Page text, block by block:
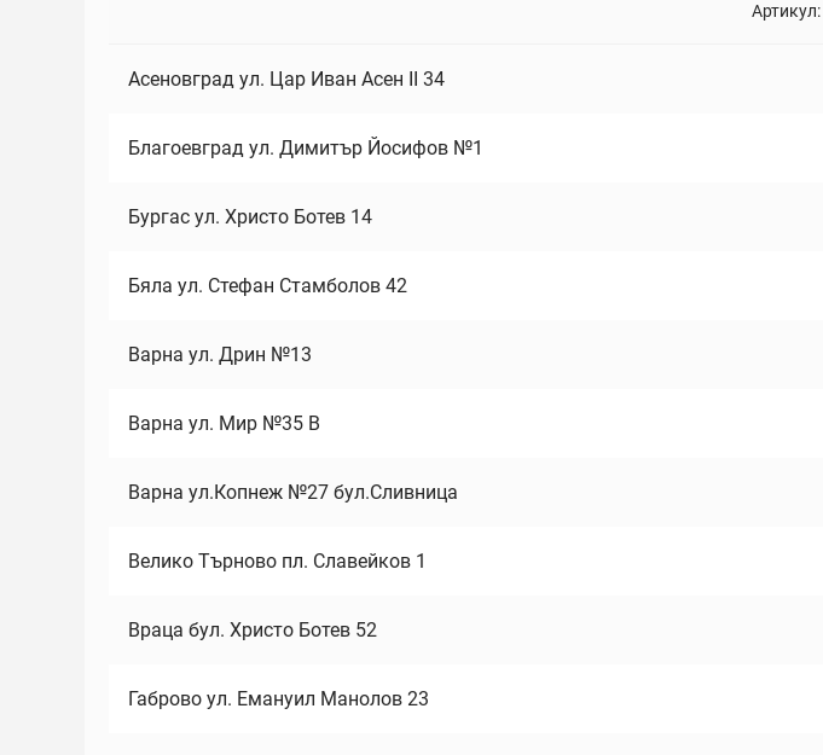
Артикул:
Асеновград ул. Цар Иван Асен II 34
Благоевград ул. Димитър Йосифов №1
Бургас ул. Христо Ботев 14
Бяла ул. Стефан Стамболов 42
Варна ул. Дрин №13
Варна ул. Мир №35 В
Варна ул.Копнеж №27 бул.Сливница
Велико Търново пл. Славейков 1
Враца бул. Христо Ботев 52
Габрово ул. Емануил Манолов 23